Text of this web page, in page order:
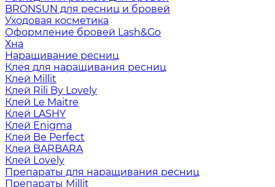
BRONSUN для ресниц и бровей
Уходовая косметика
Оформление бровей Lash&Go
Хна
Наращивание ресниц
Клея для наращивания ресниц
Клей Millit
Клей Rili By Lovely
Клей Le Maitre
Клей LASHY
Клей Enigma
Клей Be Perfect
Клей BARBARA
Клей Lovely
Препараты для наращивания ресниц
Препараты Millit